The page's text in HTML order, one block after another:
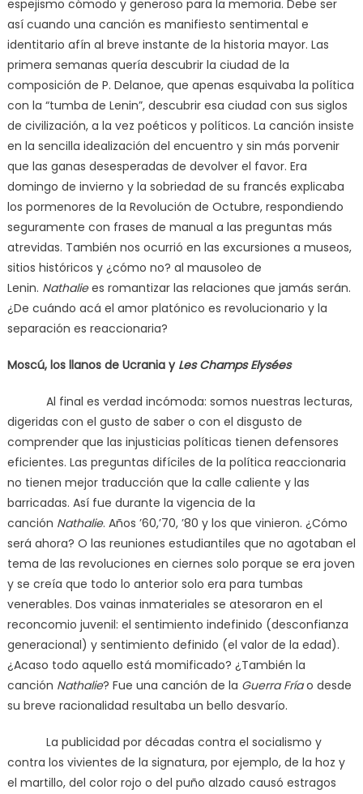
espejismo cómodo y generoso para la memoria. Debe ser
así cuando una canción es manifiesto sentimental e
identitario afín al breve instante de la historia mayor. Las
primera semanas quería descubrir la ciudad de la
composición de P. Delanoe, que apenas esquivaba la política
con la “tumba de Lenin”, descubrir esa ciudad con sus siglos
de civilización, a la vez poéticos y políticos. La canción insiste
en la sencilla idealización del encuentro y sin más porvenir
que las ganas desesperadas de devolver el favor. Era
domingo de invierno y la sobriedad de su francés explicaba
los pormenores de la Revolución de Octubre, respondiendo
seguramente con frases de manual a las preguntas más
atrevidas. También nos ocurrió en las excursiones a museos,
sitios históricos y ¿cómo no? al mausoleo de
Lenin. Nathaliees romantizar las relaciones que jamás serán.
¿De cuándo acá el amor platónico es revolucionario y la
separación es reaccionaria?
Moscú, los llanos de Ucrania yLes Champs Elysées
Al final es verdad incómoda: somos nuestras lecturas,
digeridas con el gusto de saber o con el disgusto de
comprender que las injusticias políticas tienen defensores
eficientes. Las preguntas difíciles de la política reaccionaria
no tienen mejor traducción que la calle caliente y las
barricadas. Así fue durante la vigencia de la
canción Nathalie. Años ’60,’70, ’80 y los que vinieron. ¿Cómo
será ahora? O las reuniones estudiantiles que no agotaban el
tema de las revoluciones en ciernes solo porque se era joven
y se creía que todo lo anterior solo era para tumbas
venerables. Dos vainas inmateriales se atesoraron en el
reconcomio juvenil: el sentimiento indefinido (desconfianza
generacional) y sentimiento definido (el valor de la edad).
¿Acaso todo aquello está momificado? ¿También la
canción Nathalie? Fue una canción de la Guerra Fríao desde
su breve racionalidad resultaba un bello desvarío.
La publicidad por décadas contra el socialismo y
contra los vivientes de la signatura, por ejemplo, de la hoz y
el martillo, del color rojo o del puño alzado causó estragos